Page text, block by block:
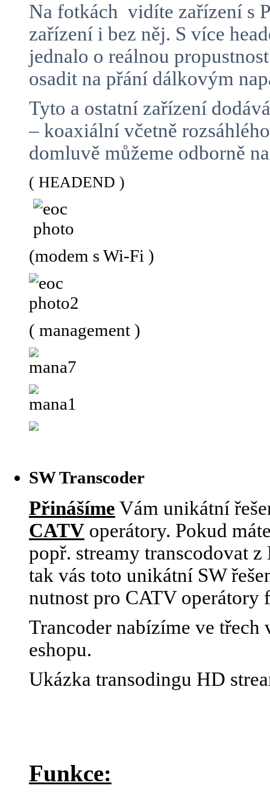
Na fotkách vidíte zařízení s
zařízení i bez něj. S více
jednalo o reálnou
osadit na přání dálkovým
Tyto a ostatní zařízení
– koaxiální včetně
domluvě můžeme odborně
( HEADEND )
(modem s Wi-Fi )
( management )
SW Transcoder
Přinášíme Vám unikátní
CATV operátory. Pokud
popř. streamy transcodovat
tak vás toto unikátní SW
nutnost pro CATV operátory
Trancoder nabízíme ve třech
eshopu.
Ukázka transodingu HD
Funkce: